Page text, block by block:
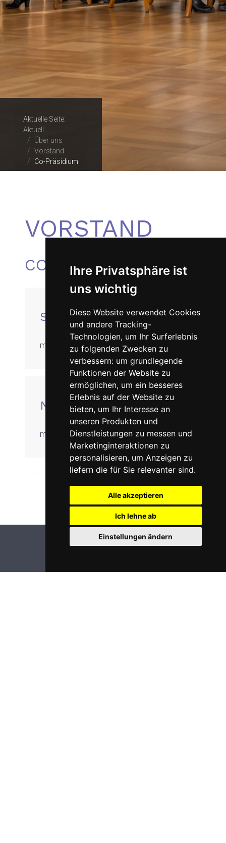
Ihre Privatsphäre ist
uns wichtig
Diese Website verwendet Cookies
und andere Tracking-
Technologien, um Ihr Surferlebnis
zu folgenden Zwecken zu
verbessern: um grundlegende
Funktionen der Website zu
ermöglichen, um ein besseres
Erlebnis auf der Website zu
bieten, um Ihr Interesse an
unseren Produkten und
Dienstleistungen zu messen und
Marketinginteraktionen zu
personalisieren, um Anzeigen zu
liefern die für Sie relevanter sind.
Alle akzeptieren
Ich lehne ab
Einstellungen ändern
Aktuelle Seite:
Aktuell
Über uns
Vorstand
Co-Präsidium
VORSTAND
CO-PRÄSIDIUM
SALOME ADAM
management(at)ardent.ch
NICOLA IMSENG
management(at)ardent.ch